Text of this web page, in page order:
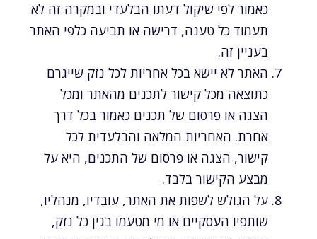
כאמור לפי שיקול דעתו הבלעדי ובמקרה זה לא
תעמוד כל טענה, דרישה או תביעה כלפי האתר
בעניין זה.
האתר לא יישא בכל אחריות לכל נזק שייגרם
כתוצאה מכל קישור לתכנים מהאתר ומכל
הצגה או פרסום של תכנים כאמור בכל דרך
אחרת. האחריות המלאה והבלעדית לכל
קישור, הצגה או פרסום של התכנים, היא על
מבצע הקישור בלבד.
על הגולש לשפות את האתר, עובדיו, מנהליו,
שותפיו העסקיים או מי מטעמו בגין כל נזק,